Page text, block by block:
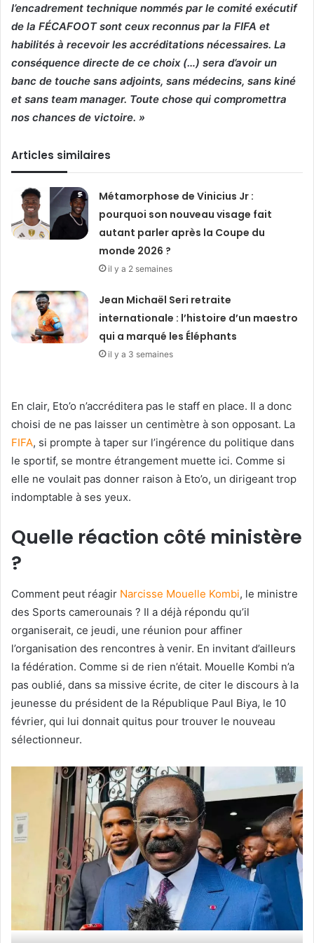
l’encadrement technique nommés par le comité exécutif
de la FÉCAFOOT sont ceux reconnus par la FIFA et
habilités à recevoir les accréditations nécessaires. La
conséquence directe de ce choix (…) sera d’avoir un
banc de touche sans adjoints, sans médecins, sans kiné
et sans team manager. Toute chose qui compromettra
nos chances de victoire. »
Articles similaires
Métamorphose de Vinicius Jr :
pourquoi son nouveau visage fait
autant parler après la Coupe du
monde 2026 ?
il y a 2 semaines
Jean Michaël Seri retraite
internationale : l’histoire d’un maestro
qui a marqué les Éléphants
il y a 3 semaines
En clair, Eto’o n’accréditera pas le staff en place. Il a donc
choisi de ne pas laisser un centimètre à son opposant. La
FIFA, si prompte à taper sur l’ingérence du politique dans
le sportif, se montre étrangement muette ici. Comme si
elle ne voulait pas donner raison à Eto’o, un dirigeant trop
indomptable à ses yeux.
Quelle réaction côté ministère
?
Comment peut réagir Narcisse Mouelle Kombi, le ministre
des Sports camerounais ? Il a déjà répondu qu’il
organiserait, ce jeudi, une réunion pour affiner
l’organisation des rencontres à venir. En invitant d’ailleurs
la fédération. Comme si de rien n’était. Mouelle Kombi n’a
pas oublié, dans sa missive écrite, de citer le discours à la
jeunesse du président de la République Paul Biya, le 10
février, qui lui donnait quitus pour trouver le nouveau
sélectionneur.